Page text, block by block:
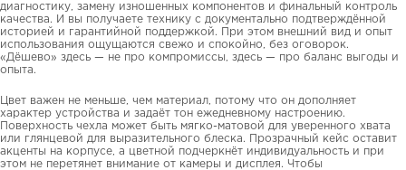
диагностику, замену изношенных компонентов и финальный контроль
качества. И вы получаете технику с документально подтверждённой
историей и гарантийной поддержкой. При этом внешний вид и опыт
использования ощущаются свежо и спокойно, без оговорок.
«Дёшево» здесь — не про компромиссы, здесь — про баланс выгоды и
опыта.
Цвет важен не меньше, чем материал, потому что он дополняет
характер устройства и задаёт тон ежедневному настроению.
Поверхность чехла может быть мягко-матовой для уверенного хвата
или глянцевой для выразительного блеска. Прозрачный кейс оставит
акценты на корпусе, а цветной подчеркнёт индивидуальность и при
этом не перетянет внимание от камеры и дисплея. Чтобы